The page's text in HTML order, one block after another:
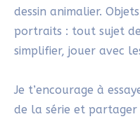
dessin animalier.
portraits : tout sujet
simplifier, jouer avec
Je t’encourage à
de la série et partager